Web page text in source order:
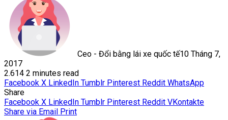
Ceo - Đổi bằng lái xe quốc tế10 Tháng 7,
2017
2.614 2 minutes read
Facebook X LinkedIn Tumblr Pinterest Reddit WhatsApp
Share
Facebook X LinkedIn Tumblr Pinterest Reddit VKontakte
Share via Email Print